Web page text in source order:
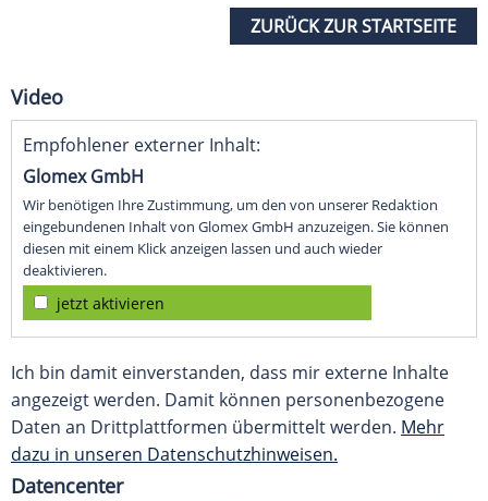
ZURÜCK ZUR STARTSEITE
Video
Empfohlener externer Inhalt:
Glomex GmbH
Wir benötigen Ihre Zustimmung, um den von unserer Redaktion
eingebundenen Inhalt von Glomex GmbH anzuzeigen. Sie können
diesen mit einem Klick anzeigen lassen und auch wieder
deaktivieren.
jetzt aktivieren
Ich bin damit einverstanden, dass mir externe Inhalte
angezeigt werden. Damit können personenbezogene
Daten an Drittplattformen übermittelt werden. Mehr
dazu in unseren Datenschutzhinweisen.
Datencenter